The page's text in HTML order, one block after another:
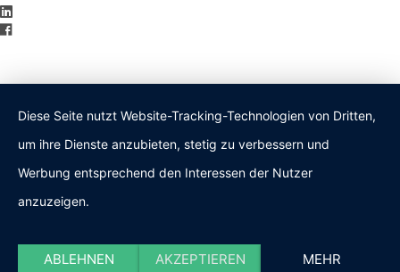
Diese Seite nutzt Website-Tracking-Technologien von Dritten,
um ihre Dienste anzubieten, stetig zu verbessern und
Werbung entsprechend den Interessen der Nutzer
anzuzeigen.
ABLEHNEN AKZEPTIEREN MEHR